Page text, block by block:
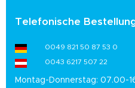
Telefonische
0049 821 50 87 53 0
0043 6217 507 22
Montag-Donnerstag: 07.00-